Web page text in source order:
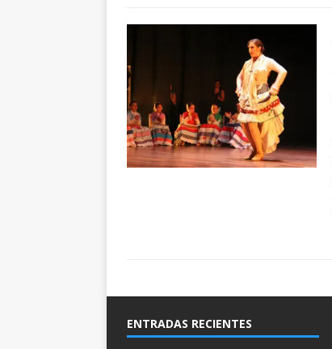
ENTRADAS RECIENTES